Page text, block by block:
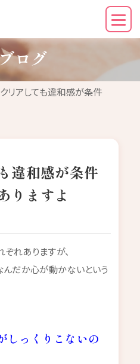
ログ
リアしても違和感が条件
違和感が条件
りますよ
れありますが、
んだか心が動かないという
しっくりこないの